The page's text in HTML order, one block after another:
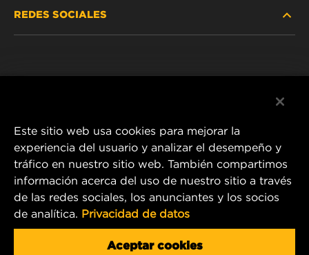
REDES SOCIALES
1 Wix Way
P.O. Box 1967
Gastonia, NC 28054
Product & Customer Service Email:
Este sitio web usa cookies para mejorar la
experiencia del usuario y analizar el desempeño y
tráfico en nuestro sitio web. También compartimos
información acerca del uso de nuestro sitio a través
de las redes sociales, los anunciantes y los socios
de analítica. Privacidad de datos
Aceptar cookies